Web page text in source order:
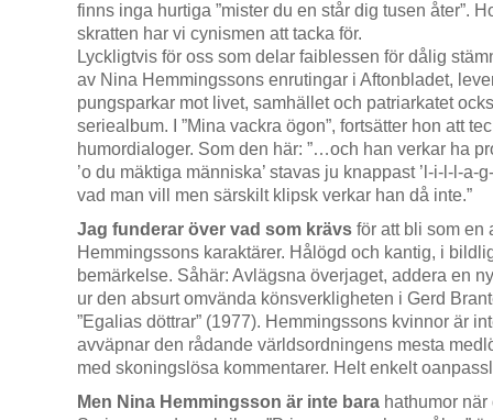
finns inga hurtiga ”mister du en står dig tusen åter”.
skratten har vi cynismen att tacka för.
Lyckligtvis för oss som delar faiblessen för dålig
av Nina Hemmingssons enrutingar i Aftonbladet,
pungsparkar mot livet, samhället och patriarkatet
seriealbum. I ”Mina vackra ögon”, fortsätter hon att
humordialoger. Som den här: ”…och han verkar ha
’o du mäktiga människa’ stavas ju knappast ’l-i-l-l-a-
vad man vill men särskilt klipsk verkar han då inte.”
Jag funderar över vad som krävs för att bli som en
Hemmingssons karaktärer. Hålögd och kantig, i
bemärkelse. Såhär: Avlägsna överjaget, addera en
ur den absurt omvända könsverkligheten i Gerd
”Egalias döttrar” (1977). Hemmingssons kvinnor är
avväpnar den rådande världsordningens mesta
med skoningslösa kommentarer. Helt enkelt
Men Nina Hemmingsson är inte bara hathumor